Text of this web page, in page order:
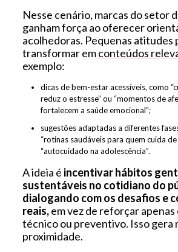
Nesse cenário, marcas do setor
ganham força ao oferecer
acolhedoras. Pequenas atitudes
transformar emconteúdos
exemplo:
dicas de bem-estar acessíveis, como
reduz o estresse” ou “momentos de
fortalecem a saúde emocional”;
sugestões adaptadas a diferentes
“rotinas saudáveis para quem cuida
“autocuidado na adolescência”.
A ideia é incentivar hábitos
sustentáveis no cotidiano do
dialogando com os desafios e
reais,em vez de reforçar apenas
técnico ou preventivo. Isso gera
proximidade.